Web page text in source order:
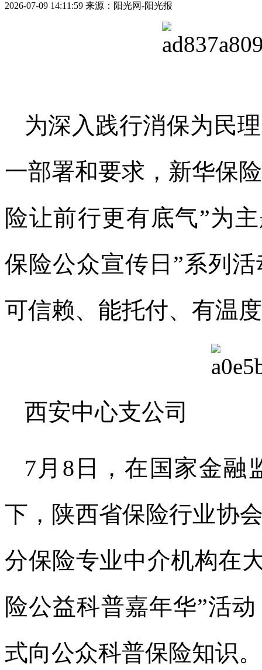
2026-07-09 14:11:59 来源：阳光网-阳光报
为深入践行消保为民
一部署和要求，新华保
险让前行更有底气”为
保险公众宣传日”系列
可信赖、能托付、有温
西安中心支公司
7月8日，在国家金融
下，陕西省保险行业协
分保险专业中介机构在
险公益科普嘉年华”活
式向公众科普保险知识。